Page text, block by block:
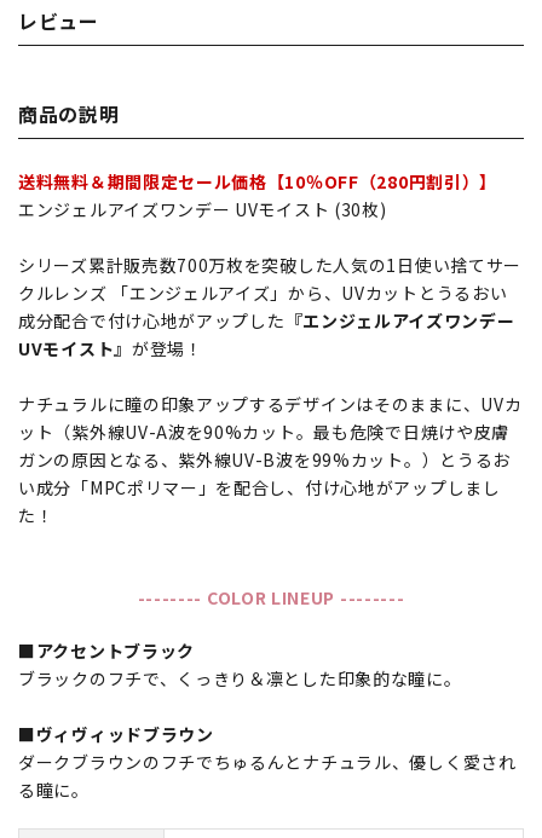
レビュー
商品の説明
送料無料＆期間限定セール価格【10％OFF（280円割引）】
エンジェルアイズワンデー UVモイスト (30枚)
シリーズ累計販売数700万枚を突破した人気の1日使い捨てサー
クルレンズ 「エンジェルアイズ」から、UVカットとうるおい
成分配合で付け心地がアップした 『エンジェルアイズワンデー
UVモイスト』 が登場！
ナチュラルに瞳の印象アップするデザインはそのままに、UVカ
ット（紫外線UV-A波を90%カット。最も危険で日焼けや皮膚
ガンの原因となる、紫外線UV-B波を99%カット。）とうるお
い成分「MPCポリマー」を配合し、付け心地がアップしまし
た！
-------- COLOR LINEUP --------
■アクセントブラック
ブラックのフチで、くっきり＆凛とした印象的な瞳に。
■ヴィヴィッドブラウン
ダークブラウンのフチでちゅるんとナチュラル、優しく愛され
る瞳に。